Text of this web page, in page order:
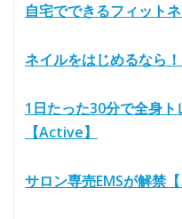
自宅でできるフィット
ネイルをはじめるなら
1日たった30分で全身ト
【Active】
サロン専売EMSが解禁【